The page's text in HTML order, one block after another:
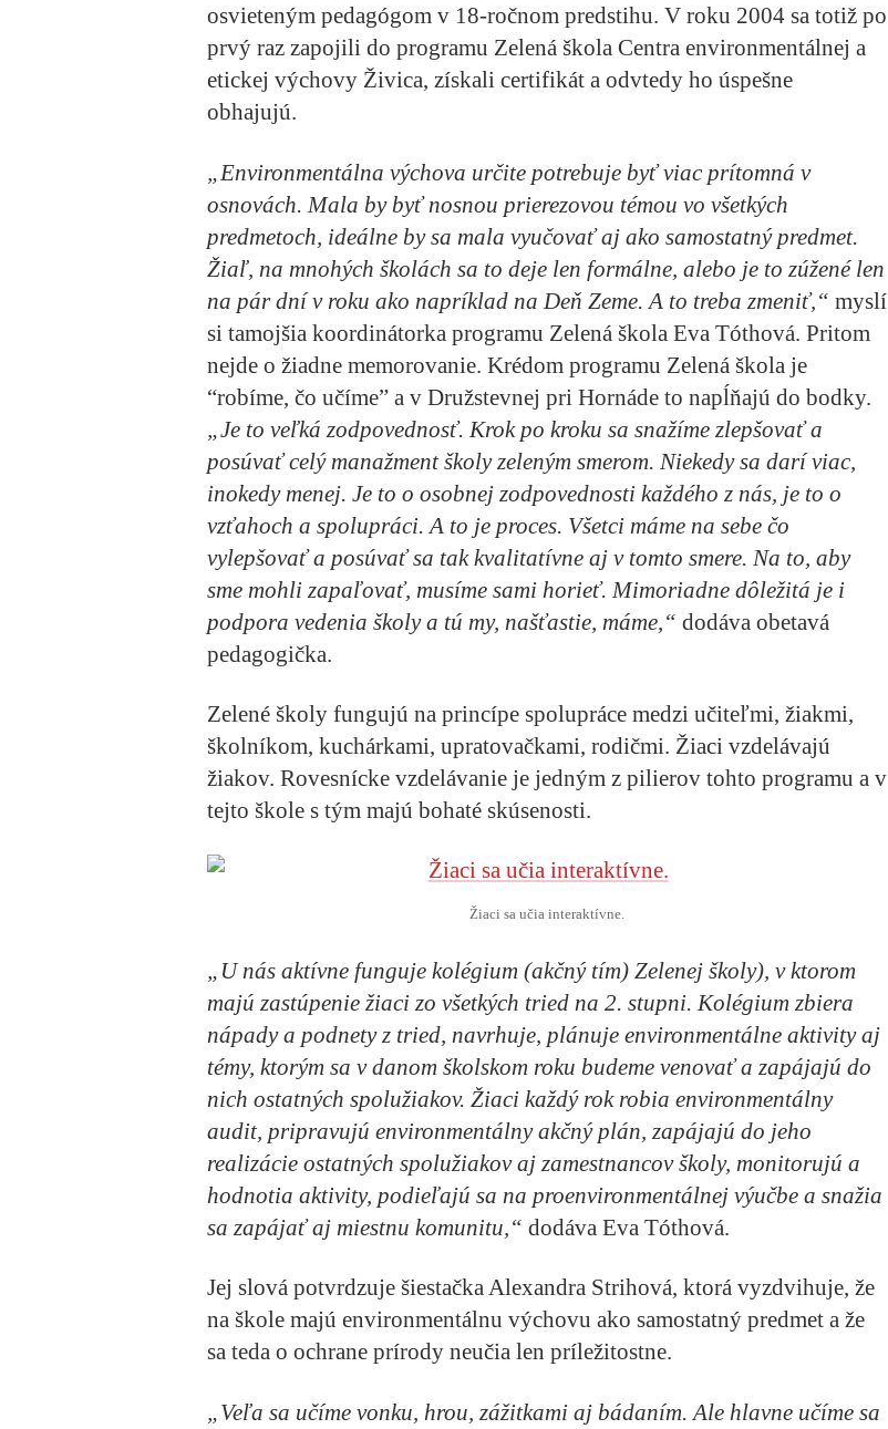
osvieteným pedagógom v 18-ročnom predstihu. V roku 2004 sa totiž po
prvý raz zapojili do programu Zelená škola Centra environmentálnej a
etickej výchovy Živica, získali certifikát a odvtedy ho úspešne
obhajujú.
„Environmentálna výchova určite potrebuje byť viac prítomná v
osnovách. Mala by byť nosnou prierezovou témou vo všetkých
predmetoch, ideálne by sa mala vyučovať aj ako samostatný predmet.
Žiaľ, na mnohých školách sa to deje len formálne, alebo je to zúžené len
na pár dní v roku ako napríklad na Deň Zeme. A to treba zmeniť,“ myslí
si tamojšia koordinátorka programu Zelená škola Eva Tóthová. Pritom
nejde o žiadne memorovanie. Krédom programu Zelená škola je
“robíme, čo učíme” a v Družstevnej pri Hornáde to napĺňajú do bodky.
„Je to veľká zodpovednosť. Krok po kroku sa snažíme zlepšovať a
posúvať celý manažment školy zeleným smerom. Niekedy sa darí viac,
inokedy menej. Je to o osobnej zodpovednosti každého z nás, je to o
vzťahoch a spolupráci. A to je proces. Všetci máme na sebe čo
vylepšovať a posúvať sa tak kvalitatívne aj v tomto smere. Na to, aby
sme mohli zapaľovať, musíme sami horieť. Mimoriadne dôležitá je i
podpora vedenia školy a tú my, našťastie, máme,“ dodáva obetavá
pedagogička.
Zelené školy fungujú na princípe spolupráce medzi učiteľmi, žiakmi,
školníkom, kuchárkami, upratovačkami, rodičmi. Žiaci vzdelávajú
žiakov. Rovesnícke vzdelávanie je jedným z pilierov tohto programu a v
tejto škole s tým majú bohaté skúsenosti.
Žiaci sa učia interaktívne.
„U nás aktívne funguje kolégium (akčný tím) Zelenej školy), v ktorom
majú zastúpenie žiaci zo všetkých tried na 2. stupni. Kolégium zbiera
nápady a podnety z tried, navrhuje, plánuje environmentálne aktivity aj
témy, ktorým sa v danom školskom roku budeme venovať a zapájajú do
nich ostatných spolužiakov. Žiaci každý rok robia environmentálny
audit, pripravujú environmentálny akčný plán, zapájajú do jeho
realizácie ostatných spolužiakov aj zamestnancov školy, monitorujú a
hodnotia aktivity, podieľajú sa na proenvironmentálnej výučbe a snažia
sa zapájať aj miestnu komunitu,“ dodáva Eva Tóthová.
Jej slová potvrdzuje šiestačka Alexandra Strihová, ktorá vyzdvihuje, že
na škole majú environmentálnu výchovu ako samostatný predmet a že
sa teda o ochrane prírody neučia len príležitostne.
„Veľa sa učíme vonku, hrou, zážitkami aj bádaním. Ale hlavne učíme sa